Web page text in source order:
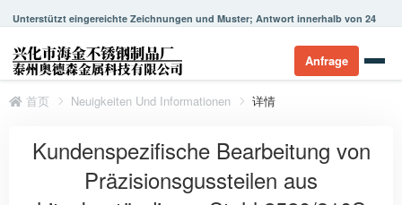
Unterstützt eingereichte Zeichnungen und Muster; Antwort innerhalb von 24
Anfrage
首页 Neuigkeiten Und Informationen 详情
Kundenspezifische Bearbeitung von
Präzisionsgussteilen aus